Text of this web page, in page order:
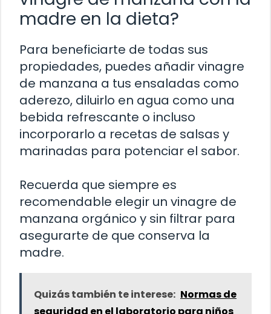
madre en la dieta?
Para beneficiarte de todas sus
propiedades, puedes añadir vinagre
de manzana a tus ensaladas como
aderezo, diluirlo en agua como una
bebida refrescante o incluso
incorporarlo a recetas de salsas y
marinadas para potenciar el sabor.
Recuerda que siempre es
recomendable elegir un vinagre de
manzana orgánico y sin filtrar para
asegurarte de que conserva la
madre.
Quizás también te interese: Normas de